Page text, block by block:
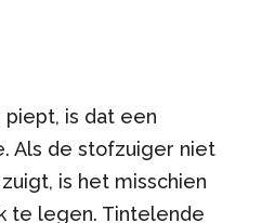
is dat een
Als de stofzuiger niet
is het misschien
te legen. Tintelende